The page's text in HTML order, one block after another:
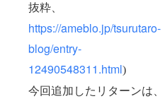
抜粋、
https://ameblo.jp/tsurutaro-
blog/entry-
12490548311.html)
今回追加したリターンは、